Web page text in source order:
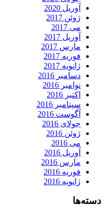
آوریل 2020
ژوئن 2017
می 2017
آوریل 2017
مارس 2017
فوریه 2017
ژانویه 2017
دسامبر 2016
نوامبر 2016
اکتبر 2016
سپتامبر 2016
آگوست 2016
جولای 2016
ژوئن 2016
می 2016
آوریل 2016
مارس 2016
فوریه 2016
ژانویه 2016
دسته‌ها